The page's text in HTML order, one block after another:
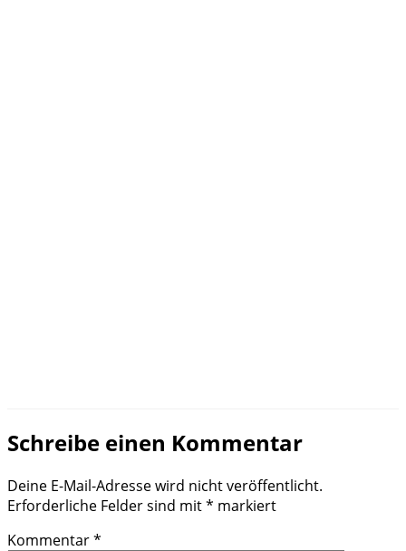
Schreibe einen Kommentar
Deine E-Mail-Adresse wird nicht veröffentlicht.
Erforderliche Felder sind mit* markiert
Kommentar*